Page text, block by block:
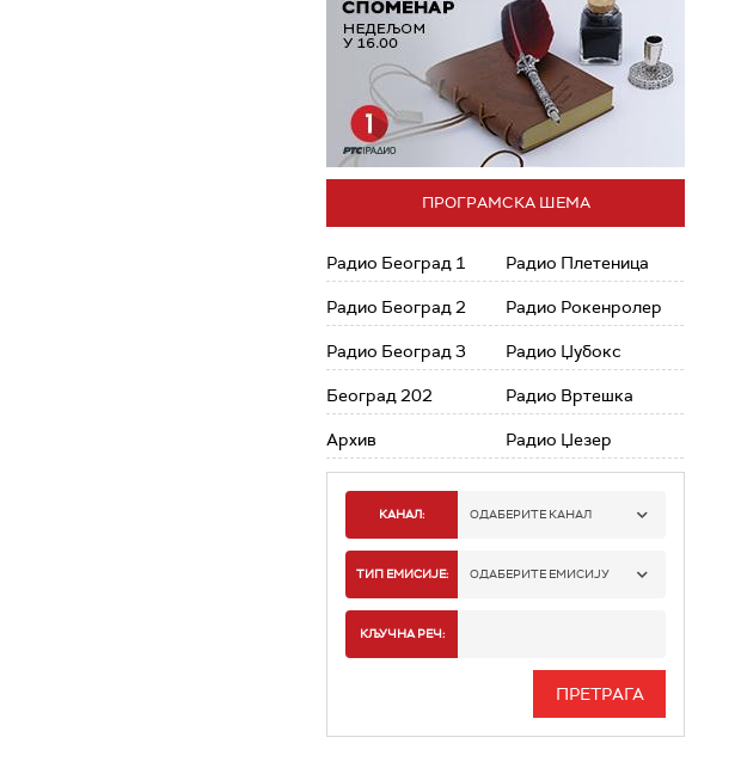
ПРОГРАМСКА ШЕМА
Радио Београд 1
Радио Београд 2
Радио Београд 3
Београд 202
Архив
Радио Плетеница
Радио Рокенролер
Радио Џубокс
Радио Вртешка
Радио Џезер
КАНАЛ: ОДАБЕРИТЕ КАНАЛ
РАДИО БЕОГРАД 1
РАДИО БЕОГРАД 3
ТИП ЕМИСИЈЕ: ОДАБЕРИТЕ ЕМИСИЈУ
ИНФО
КЉУЧНА РЕЧ: